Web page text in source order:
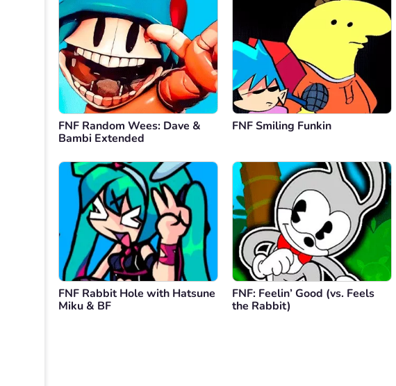
FNF Random Wees: Dave &
Bambi Extended
FNF Smiling Funkin
FNF Rabbit Hole with Hatsune
Miku & BF
FNF: Feelin’ Good (vs. Feels
the Rabbit)